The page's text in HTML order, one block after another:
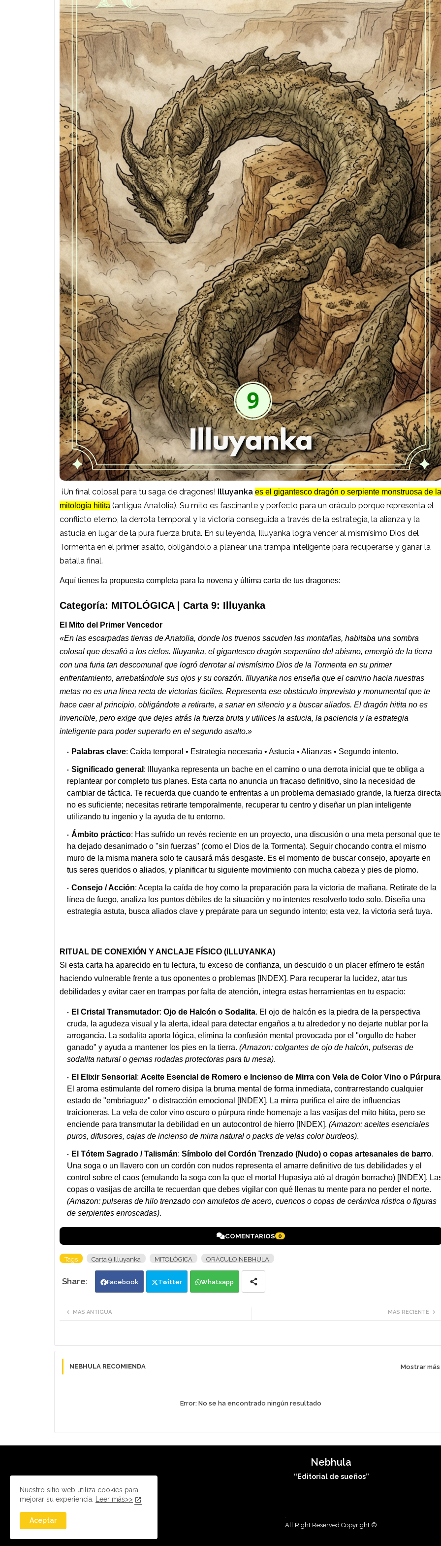
¡Un final colosal para tu saga de dragones! Illuyanka es el gigantesco dragón o serpiente monstruosa de la
mitología hitita(antigua Anatolia). Su mito es fascinante y perfecto para un oráculo porque representa el
conflicto eterno, la derrota temporal y la victoria conseguida a través de la estrategia, la alianza y la
astucia en lugar de la pura fuerza bruta. En su leyenda, Illuyanka logra vencer al mismísimo Dios del
Tormenta en el primer asalto, obligándolo a planear una trampa inteligente para recuperarse y ganar la
batalla final.
Aquí tienes la propuesta completa para la novena y última carta de tus dragones:
Categoría: MITOLÓGICA | Carta 9: Illuyanka
El Mito del Primer Vencedor
«En las escarpadas tierras de Anatolia, donde los truenos sacuden las montañas, habitaba una sombra
colosal que desafió a los cielos. Illuyanka, el gigantesco dragón serpentino del abismo, emergió de la tierra
con una furia tan descomunal que logró derrotar al mismísimo Dios de la Tormenta en su primer
enfrentamiento, arrebatándole sus ojos y su corazón. Illuyanka nos enseña que el camino hacia nuestras
metas no es una línea recta de victorias fáciles. Representa ese obstáculo imprevisto y monumental que te
hace caer al principio, obligándote a retirarte, a sanar en silencio y a buscar aliados. El dragón hitita no es
invencible, pero exige que dejes atrás la fuerza bruta y utilices la astucia, la paciencia y la estrategia
inteligente para poder superarlo en el segundo asalto.»
Palabras clave: Caída temporal • Estrategia necesaria • Astucia • Alianzas • Segundo intento.
Significado general : Illuyanka representa un bache en el camino o una derrota inicial que te obliga a
replantear por completo tus planes. Esta carta no anuncia un fracaso definitivo, sino la necesidad de
cambiar de táctica. Te recuerda que cuando te enfrentas a un problema demasiado grande, la fuerza directa
no es suficiente; necesitas retirarte temporalmente, recuperar tu centro y diseñar un plan inteligente
utilizando tu ingenio y la ayuda de tu entorno.
Ámbito práctico: Has sufrido un revés reciente en un proyecto, una discusión o una meta personal que te
ha dejado desanimado o "sin fuerzas" (como el Dios de la Tormenta). Seguir chocando contra el mismo
muro de la misma manera solo te causará más desgaste. Es el momento de buscar consejo, apoyarte en
tus seres queridos o aliados, y planificar tu siguiente movimiento con mucha cabeza y pies de plomo.
Consejo / Acción: Acepta la caída de hoy como la preparación para la victoria de mañana. Retírate de la
línea de fuego, analiza los puntos débiles de la situación y no intentes resolverlo todo solo. Diseña una
estrategia astuta, busca aliados clave y prepárate para un segundo intento; esta vez, la victoria será tuya.
RITUAL DE CONEXIÓN Y ANCLAJE FÍSICO (ILLUYANKA)
Si esta carta ha aparecido en tu lectura, tu exceso de confianza, un descuido o un placer efímero te están
haciendo vulnerable frente a tus oponentes o problemas [INDEX]. Para recuperar la lucidez, atar tus
debilidades y evitar caer en trampas por falta de atención, integra estas herramientas en tu espacio:
El Cristal Transmutador: Ojo de Halcón o Sodalita. El ojo de halcón es la piedra de la perspectiva
cruda, la agudeza visual y la alerta, ideal para detectar engaños a tu alrededor y no dejarte nublar por la
arrogancia. La sodalita aporta lógica, elimina la confusión mental provocada por el "orgullo de haber
ganado" y ayuda a mantener los pies en la tierra. (Amazon: colgantes de ojo de halcón, pulseras de
sodalita natural o gemas rodadas protectoras para tu mesa).
El Elixir Sensorial : Aceite Esencial de Romero e Incienso de Mirra con Vela de Color Vino o Púrpura
El aroma estimulante del romero disipa la bruma mental de forma inmediata, contrarrestando cualquier
estado de "embriaguez" o distracción emocional [INDEX]. La mirra purifica el aire de influencias
traicioneras. La vela de color vino oscuro o púrpura rinde homenaje a las vasijas del mito hitita, pero se
enciende para transmutar la debilidad en un autocontrol de hierro [INDEX]. (Amazon: aceites esenciales
puros, difusores, cajas de incienso de mirra natural o packs de velas color burdeos).
El Tótem Sagrado / Talismán: Símbolo del Cordón Trenzado (Nudo) o copas artesanales de barro.
Una soga o un llavero con un cordón con nudos representa el amarre definitivo de tus debilidades y el
control sobre el caos (emulando la soga con la que el mortal Hupasiya ató al dragón borracho) [INDEX].
copas o vasijas de arcilla te recuerdan que debes vigilar con qué llenas tu mente para no perder el norte.
(Amazon: pulseras de hilo trenzado con amuletos de acero, cuencos o copas de cerámica rústica o figuras
de serpientes enroscadas).
COMENTARIOS 0
Tags Carta 9 Illuyanka MITOLÓGICA ORÁCULO NEBHULA
Facebook Twitter Whatsapp
MÁS RECIENTE
MÁS ANTIGUA
NEBHULA RECOMIENDA Mostrar más
Error: No se ha encontrado ningún resultado
Nebhula
“Editorial de sueños”
.
All Right Reserved Copyright ©
Nuestro sitio web utiliza cookies para
mejorar su experiencia.
Leer más>>
Aceptar